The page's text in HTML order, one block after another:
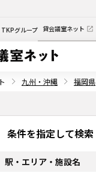
TKPグループ 貸会議室ネット
九州・沖縄 福岡県
条件を指定して検索
駅・エリア・施設名